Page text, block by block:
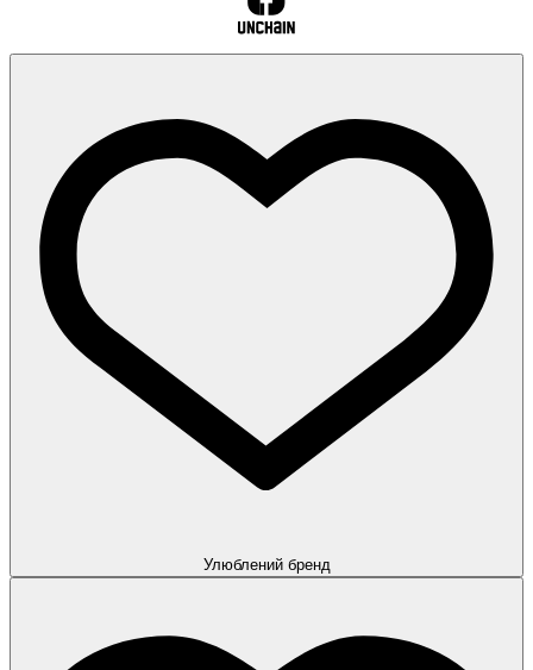
Улюблений бренд